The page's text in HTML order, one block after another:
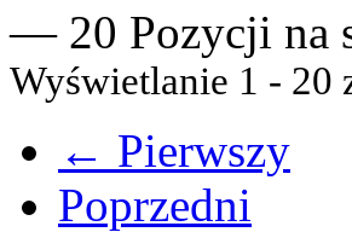
— 20 Pozycji na
Wyświetlanie 1 - 20
← Pierwszy
Poprzedni